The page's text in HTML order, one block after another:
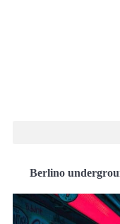
Berlino